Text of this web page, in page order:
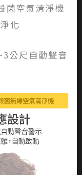
菌空氣清淨機
化
公尺自動聲音